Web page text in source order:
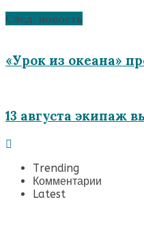
След. новость
«Урок из океана»
13 августа экипаж
Trending
Комментарии
Latest